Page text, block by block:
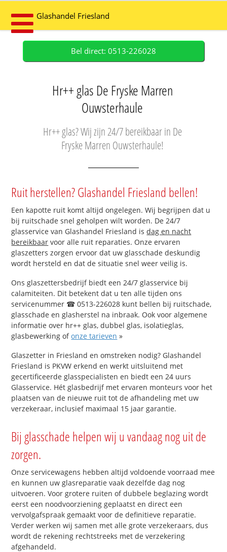
Glashandel Friesland
Bel direct: 0513-226028
Hr++ glas De Fryske Marren
Ouwsterhaule
Hr++ glas? Wij zijn 24/7 bereikbaar in De
Fryske Marren Ouwsterhaule!
Ruit herstellen? Glashandel Friesland bellen!
Een kapotte ruit komt altijd ongelegen. Wij begrijpen dat u
bij ruitschade snel geholpen wilt worden. De 24/7
glasservice van Glashandel Friesland isdag en nacht
bereikbaar voor alle ruit reparaties. Onze ervaren
glaszetters zorgen ervoor dat uw glasschade deskundig
wordt hersteld en dat de situatie snel weer veilig is.
Ons glaszettersbedrijf biedt een 24/7 glasservice bij
calamiteiten. Dit betekent dat u ten alle tijden ons
servicenummer ☎ 0513-226028 kunt bellen bij ruitschade,
glasschade en glasherstel na inbraak. Ook voor algemene
informatie over hr++ glas, dubbel glas, isolatieglas,
glasbewerking ofonze tarieven »
Glaszetter in Friesland en omstreken nodig? Glashandel
Friesland is PKVW erkend en werkt uitsluitend met
gecertificeerde glasspecialisten en biedt een 24 uurs
Glasservice. Hét glasbedrijf met ervaren monteurs voor het
plaatsen van de nieuwe ruit tot de afhandeling met uw
verzekeraar, inclusief maximaal 15 jaar garantie.
Bij glasschade helpen wij u vandaag nog uit de
zorgen.
Onze servicewagens hebben altijd voldoende voorraad mee
en kunnen uw glasreparatie vaak dezelfde dag nog
uitvoeren. Voor grotere ruiten of dubbele beglazing wordt
eerst een noodvoorziening geplaatst en direct een
vervolgafspraak gemaakt voor de definitieve reparatie.
Verder werken wij samen met alle grote verzekeraars, dus
wordt de rekening rechtstreeks met de verzekering
afgehandeld.